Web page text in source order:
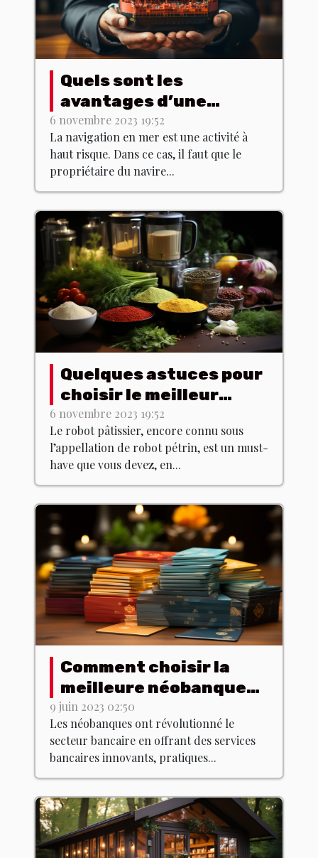
Quels sont les
avantages d’une
assurance maritime ?
6 novembre 2023 19:52
La navigation en mer est une activité à
haut risque. Dans ce cas, il faut que le
propriétaire du navire...
Quelques astuces pour
choisir le meilleur
robot pâtissier
6 novembre 2023 19:52
Le robot pâtissier, encore connu sous
l’appellation de robot pétrin, est un must-
have que vous devez, en...
Comment choisir la
meilleure néobanque
pour vos besoins ?
9 juin 2023 02:50
Les néobanques ont révolutionné le
secteur bancaire en offrant des services
bancaires innovants, pratiques...